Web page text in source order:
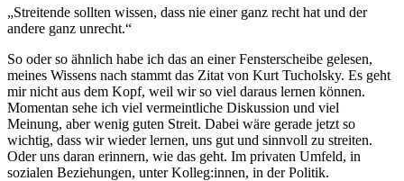
„Streitende sollten wissen, dass nie einer ganz recht hat und der
andere ganz unrecht.“
So oder so ähnlich habe ich das an einer Fensterscheibe gelesen,
meines Wissens nach stammt das Zitat von Kurt Tucholsky. Es geht
mir nicht aus dem Kopf, weil wir so viel daraus lernen können.
Momentan sehe ich viel vermeintliche Diskussion und viel
Meinung, aber wenig guten Streit. Dabei wäre gerade jetzt so
wichtig, dass wir wieder lernen, uns gut und sinnvoll zu streiten.
Oder uns daran erinnern, wie das geht. Im privaten Umfeld, in
sozialen Beziehungen, unter Kolleg:innen, in der Politik.